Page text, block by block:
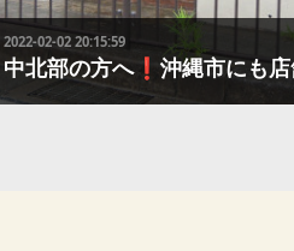
2022-02-02 20:15:59
中北部の方へ❗沖縄市にも
美里小学校・ユニオン松本店さん近く！